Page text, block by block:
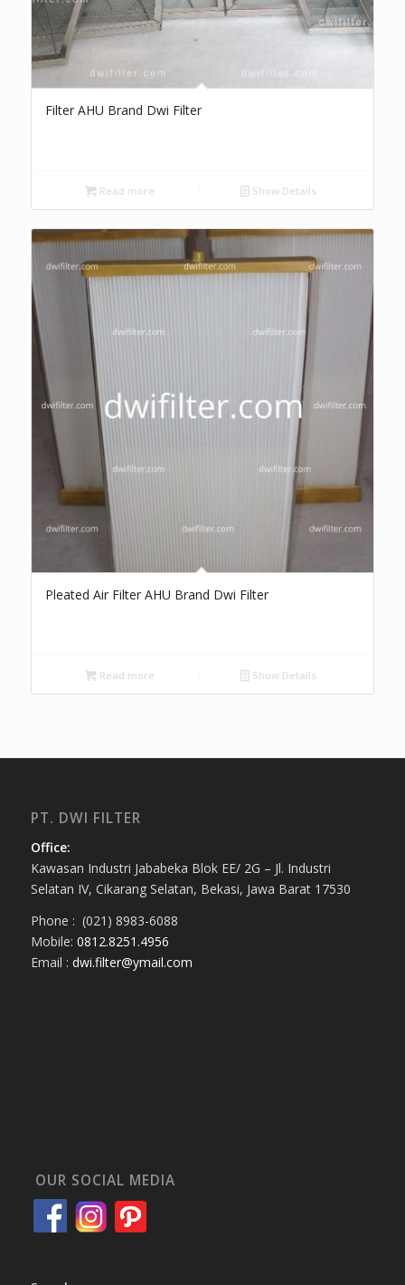
Filter AHU Brand Dwi Filter
Read more Show Details
Pleated Air Filter AHU Brand Dwi Filter
Read more Show Details
PT. DWI FILTER
Office:
Kawasan Industri Jababeka Blok EE/ 2G – Jl. Industri
Selatan IV, Cikarang Selatan, Bekasi, Jawa Barat 17530
Phone : (021) 8983-6088
Mobile: 0812.8251.4956
Email : dwi.filter@ymail.com
OUR SOCIAL MEDIA